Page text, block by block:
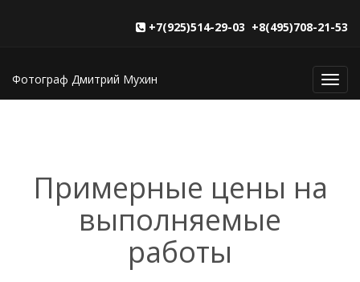
+7(925)514-29-03 +8(495)708-21-53
Фотограф Дмитрий Мухин
Примерные цены на
выполняемые
работы